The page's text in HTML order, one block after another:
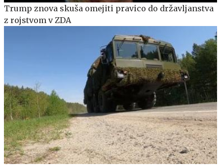
Trump znova skuša omejiti pravico do državljanstva
z rojstvom v ZDA